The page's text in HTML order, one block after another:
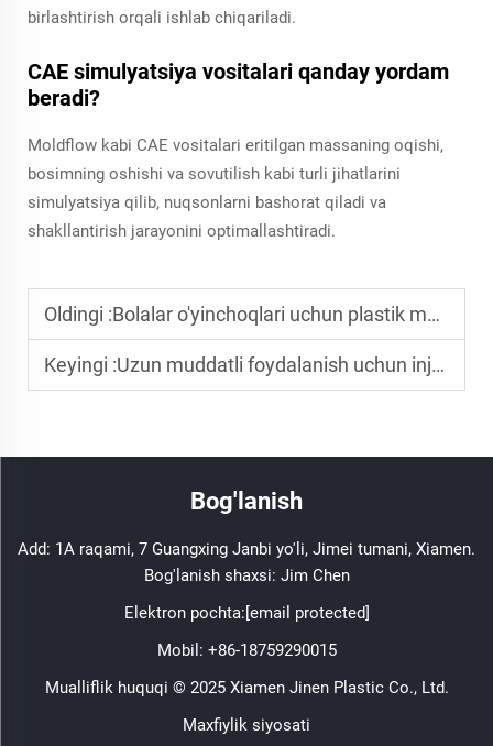
birlashtirish orqali ishlab chiqariladi.
CAE simulyatsiya vositalari qanday yordam
beradi?
Moldflow kabi CAE vositalari eritilgan massaning oqishi,
bosimning oshishi va sovutilish kabi turli jihatlarini
simulyatsiya qilib, nuqsonlarni bashorat qiladi va
shakllantirish jarayonini optimallashtiradi.
Oldingi :Bolalar o'yinchoqlari uchun plastik mahsulotlarning xavfsizligini qanday ta'minlash mumkin?
Keyingi :Uzun muddatli foydalanish uchun injektsiya kalibi qanday saqlanadi?
Bog'lanish
Add: 1A raqami, 7 Guangxing Janbi yo'li, Jimei tumani, Xiamen.
Bog'lanish shaxsi: Jim Chen
Elektron pochta:[email protected]
Mobil: +86-18759290015
Mualliflik huquqi © 2025 Xiamen Jinen Plastic Co., Ltd.
Maxfiylik siyosati